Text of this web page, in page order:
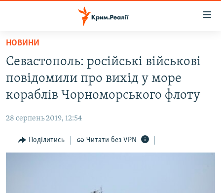
Перейти
основного
матеріалу
до
основної
навігації
Перейти
до
ВІДЕО ТА ФОТО
БЛОГИ
ПОГЛЯД
НОВИНИ
Севастополь: російські військові
повідомили про вихід у море
кораблів Чорноморського флоту
28 серпень 2019, 12:54
Поділитись Читати без VPN